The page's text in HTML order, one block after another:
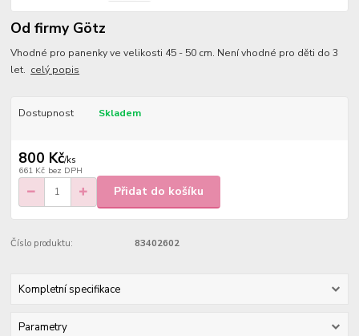
Od firmy Götz
Vhodné pro panenky ve velikosti 45 - 50 cm. Není vhodné pro děti do 3
let. celý popis
Dostupnost Skladem
800 Kč/ks
661 Kč bez DPH
Přidat do košíku
Číslo produktu: 83402602
Kompletní specifikace
Parametry